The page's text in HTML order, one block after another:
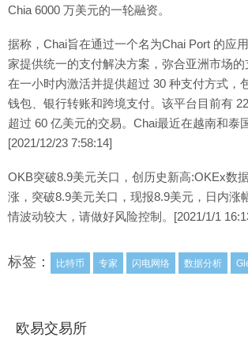
Chia 6000 万美元的一轮融资。
据称，Chai旨在通过一个名为Chai Port 的应
家提供统一的支付解决方案，弥合亚洲市场
在一小时内激活并提供超过 30 种支付方式，
钱包、银行转账和跨境支付。该平台目前有
超过 60 亿美元的交易。Chai最近在越南和泰
[2021/12/23 7:58:14]
OKB突破8.9美元关口，创历史新高:OKEx数
涨，突破8.9美元关口，现报8.9美元，日内涨
情波动较大，请做好风险控制。[2021/1/1
标签： 比特币 专家 闪电网络 数据分析
欧易交易所